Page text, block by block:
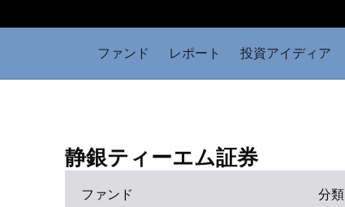
ファンド レポート 投資アイディア
静銀ティーエム証券
ファンド 分類